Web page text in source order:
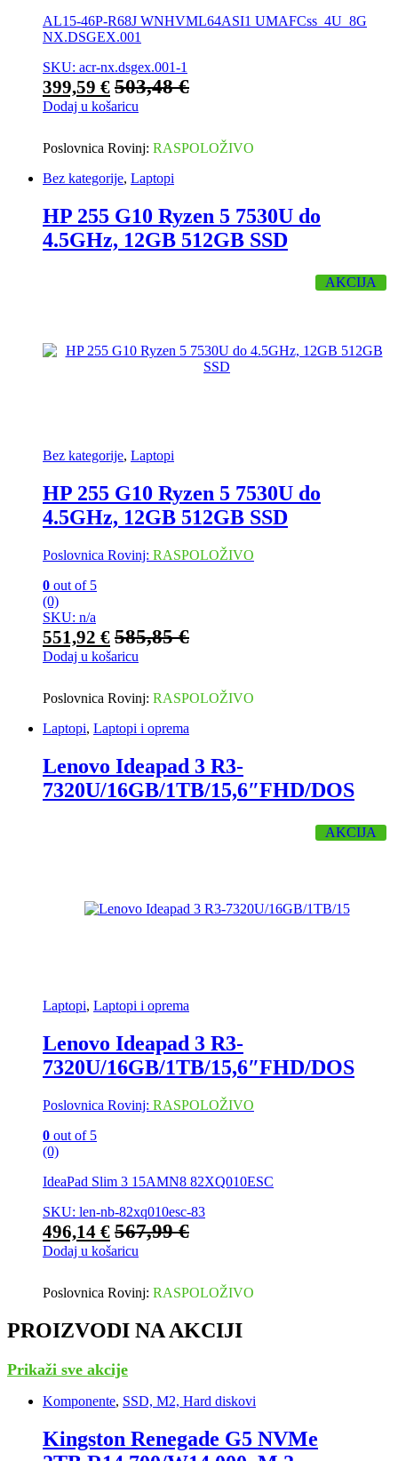
AL15-46P-R68J WNHVML64ASI1 UMAFCss_4U_8G
NX.DSGEX.001
SKU: acr-nx.dsgex.001-1
399,59 € 503,48€
Dodaj u košaricu
Poslovnica Rovinj: RASPOLOŽIVO
Bez kategorije, Laptopi
HP 255 G10 Ryzen 5 7530U do
4.5GHz, 12GB 512GB SSD
AKCIJA
Bez kategorije, Laptopi
HP 255 G10 Ryzen 5 7530U do
4.5GHz, 12GB 512GB SSD
Poslovnica Rovinj: RASPOLOŽIVO
0 out of 5
(0)
SKU: n/a
551,92 € 585,85€
Dodaj u košaricu
Poslovnica Rovinj: RASPOLOŽIVO
Laptopi, Laptopi i oprema
Lenovo Ideapad 3 R3-
7320U/16GB/1TB/15,6″FHD/DOS
AKCIJA
Laptopi, Laptopi i oprema
Lenovo Ideapad 3 R3-
7320U/16GB/1TB/15,6″FHD/DOS
Poslovnica Rovinj: RASPOLOŽIVO
0 out of 5
(0)
IdeaPad Slim 3 15AMN8 82XQ010ESC
SKU: len-nb-82xq010esc-83
496,14 € 567,99€
Dodaj u košaricu
Poslovnica Rovinj: RASPOLOŽIVO
PROIZVODI NA AKCIJI
Prikaži sve akcije
Komponente, SSD, M2, Hard diskovi
Kingston Renegade G5 NVMe